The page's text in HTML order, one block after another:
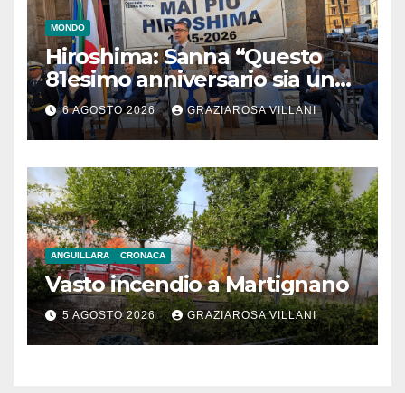
MONDO
Hiroshima: Sanna “Questo
81esimo anniversario sia un
monito per tutti”
6 AGOSTO 2026 GRAZIAROSA VILLANI
ANGUILLARA CRONACA
Vasto incendio a Martignano
5 AGOSTO 2026 GRAZIAROSA VILLANI